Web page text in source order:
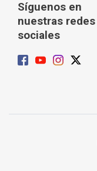
Síguenos en
nuestras redes
sociales